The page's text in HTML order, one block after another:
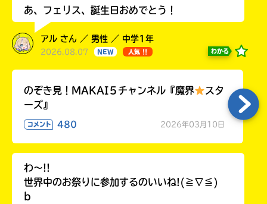
あ、フェリス、誕生日おめでとう！
アル さん ／ 男性 ／ 中学1年
2026.08.07 NEW 人気 !! わかる
のぞき見！MAKAI５チャンネル『魔界
スタ
ーズ』
コメント 480 2026年03月10日
わ〜!!
世界中のお祭りに参加するのいいね!(≧∇≦)
b